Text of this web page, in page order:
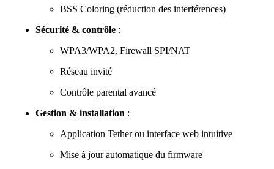
BSS Coloring (réduction des interférences)
Sécurité & contrôle :
WPA3/WPA2, Firewall SPI/NAT
Réseau invité
Contrôle parental avancé
Gestion & installation :
Application Tether ou interface web intuitive
Mise à jour automatique du firmware